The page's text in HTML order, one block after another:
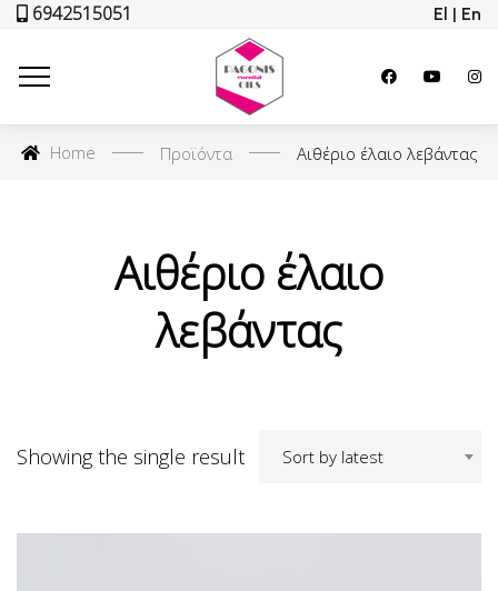
6942515051 El | En
Home Προϊόντα Αιθέριο έλαιο λεβάντας
Αιθέριο έλαιο
λεβάντας
Showing the single result Sort by latest